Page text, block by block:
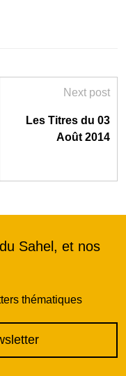
Next post
Les Titres du 03
Août 2014
Sahel, et nos
thématiques